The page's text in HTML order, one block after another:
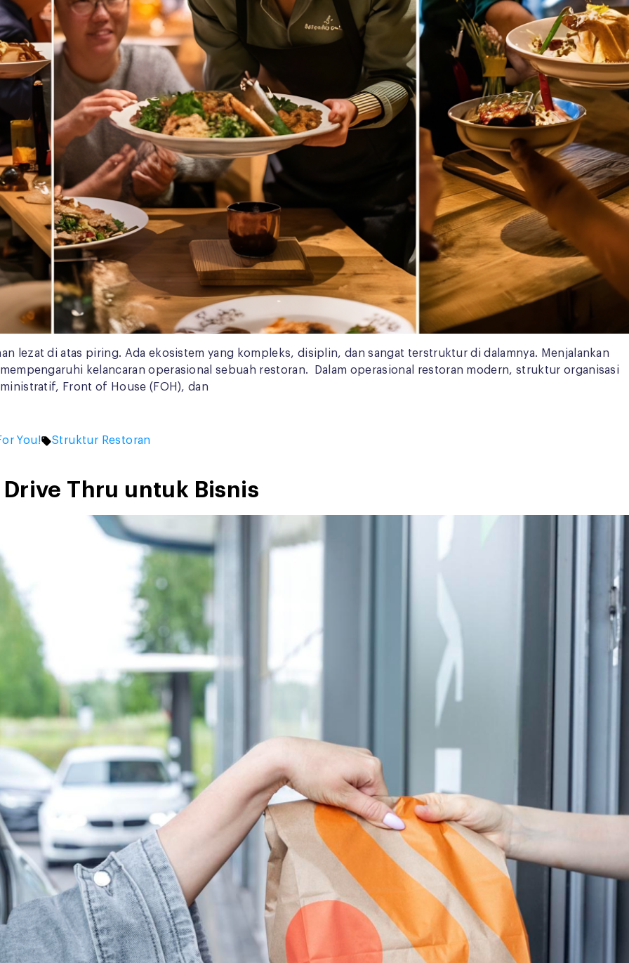
lezat di atas piring. Ada ekosistem yang kompleks, disiplin, dan sangat terstruktur di dalamnya. Menjalankan
kelancaran operasional sebuah restoran. Dalam operasional restoran modern, struktur organisasi
Front of House (FOH), dan
You! Tags:
Struktur Restoran
Thru untuk Bisnis